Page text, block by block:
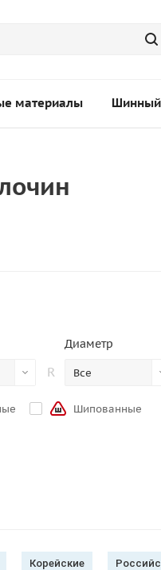
материалы Шинный
Диаметр
R Все
Шипованные
Корейские